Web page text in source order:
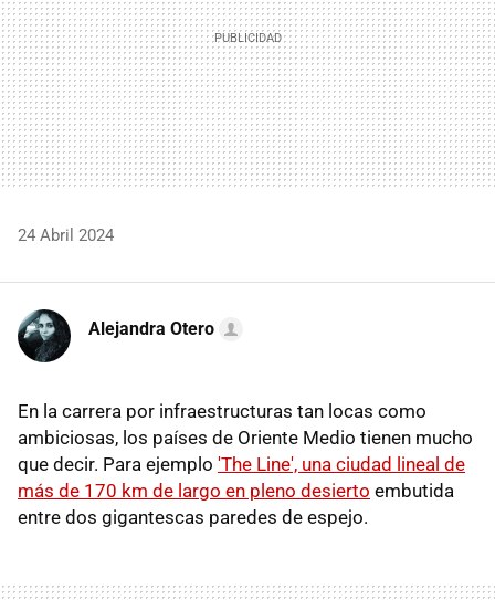
24 Abril 2024
Alejandra Otero
En la carrera por infraestructuras tan locas como
ambiciosas, los países de Oriente Medio tienen mucho
que decir. Para ejemplo 'The Line', una ciudad lineal de
más de 170 km de largo en pleno desierto embutida
entre dos gigantescas paredes de espejo.